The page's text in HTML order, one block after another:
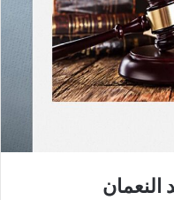
النعمان